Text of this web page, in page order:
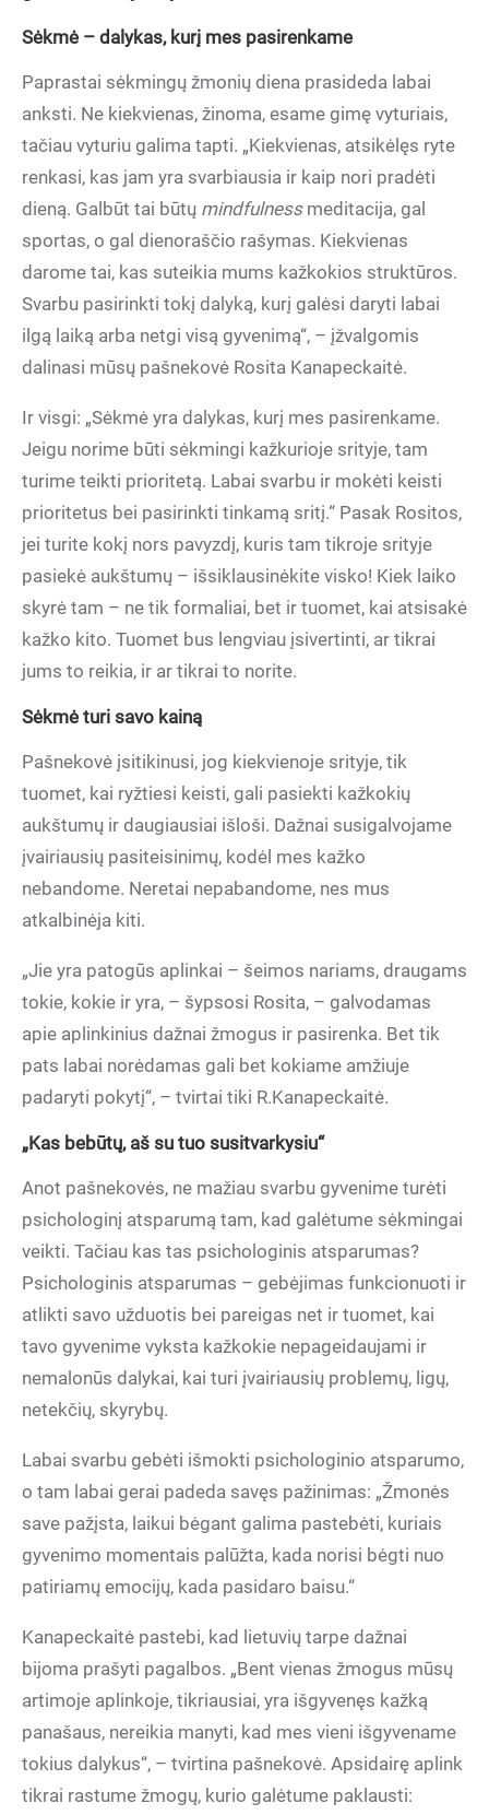
Sėkmė – dalykas, kurį mes pasirenkame
Paprastai sėkmingų žmonių diena prasideda labai
anksti. Ne kiekvienas, žinoma, esame gimę vyturiais,
tačiau vyturiu galima tapti. „Kiekvienas, atsikėlęs ryte
renkasi, kas jam yra svarbiausia ir kaip nori pradėti
dieną. Galbūt tai būtų mindfulnessmeditacija, gal
sportas, o gal dienoraščio rašymas. Kiekvienas
darome tai, kas suteikia mums kažkokios struktūros.
Svarbu pasirinkti tokį dalyką, kurį galėsi daryti labai
ilgą laiką arba netgi visą gyvenimą“, – įžvalgomis
dalinasi mūsų pašnekovė Rosita Kanapeckaitė.
Ir visgi: „Sėkmė yra dalykas, kurį mes pasirenkame.
Jeigu norime būti sėkmingi kažkurioje srityje, tam
turime teikti prioritetą. Labai svarbu ir mokėti keisti
prioritetus bei pasirinkti tinkamą sritį.“ Pasak Rositos,
jei turite kokį nors pavyzdį, kuris tam tikroje srityje
pasiekė aukštumų – išsiklausinėkite visko! Kiek laiko
skyrė tam – ne tik formaliai, bet ir tuomet, kai atsisakė
kažko kito. Tuomet bus lengviau įsivertinti, ar tikrai
jums to reikia, ir ar tikrai to norite.
Sėkmė turi savo kainą
Pašnekovė įsitikinusi, jog kiekvienoje srityje, tik
tuomet, kai ryžtiesi keisti, gali pasiekti kažkokių
aukštumų ir daugiausiai išloši. Dažnai susigalvojame
įvairiausių pasiteisinimų, kodėl mes kažko
nebandome. Neretai nepabandome, nes mus
atkalbinėja kiti.
„Jie yra patogūs aplinkai – šeimos nariams, draugams
tokie, kokie ir yra, – šypsosi Rosita, – galvodamas
apie aplinkinius dažnai žmogus ir pasirenka. Bet tik
pats labai norėdamas gali bet kokiame amžiuje
padaryti pokytį“, – tvirtai tiki R.Kanapeckaitė.
„Kas bebūtų, aš su tuo susitvarkysiu“
Anot pašnekovės, ne mažiau svarbu gyvenime turėti
psichologinį atsparumą tam, kad galėtume sėkmingai
veikti. Tačiau kas tas psichologinis atsparumas?
Psichologinis atsparumas – gebėjimas funkcionuoti ir
atlikti savo užduotis bei pareigas net ir tuomet, kai
tavo gyvenime vyksta kažkokie nepageidaujami ir
nemalonūs dalykai, kai turi įvairiausių problemų, ligų,
netekčių, skyrybų.
Labai svarbu gebėti išmokti psichologinio atsparumo,
o tam labai gerai padeda savęs pažinimas: „Žmonės
save pažįsta, laikui bėgant galima pastebėti, kuriais
gyvenimo momentais palūžta, kada norisi bėgti nuo
patiriamų emocijų, kada pasidaro baisu.“
Kanapeckaitė pastebi, kad lietuvių tarpe dažnai
bijoma prašyti pagalbos. „Bent vienas žmogus mūsų
artimoje aplinkoje, tikriausiai, yra išgyvenęs kažką
panašaus, nereikia manyti, kad mes vieni išgyvename
tokius dalykus“, – tvirtina pašnekovė. Apsidairę aplink
tikrai rastume žmogų, kurio galėtume paklausti: